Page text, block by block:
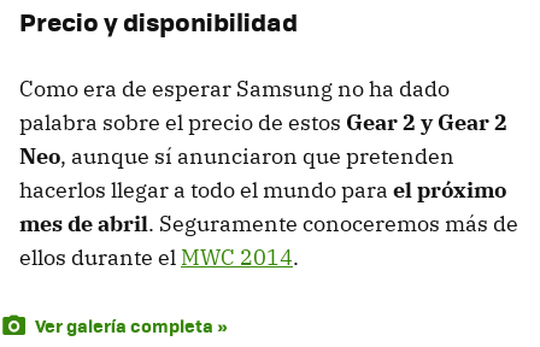
Precio y disponibilidad
Como era de esperar Samsung no ha dado
palabra sobre el precio de estos Gear 2 y Gear 2
Neo, aunque sí anunciaron que pretenden
hacerlos llegar a todo el mundo para el próximo
mes de abril. Seguramente conoceremos más de
ellos durante el MWC 2014.
Ver galería completa »